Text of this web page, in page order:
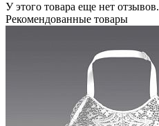
У этого товара еще нет отзывов.
Рекомендованные товары